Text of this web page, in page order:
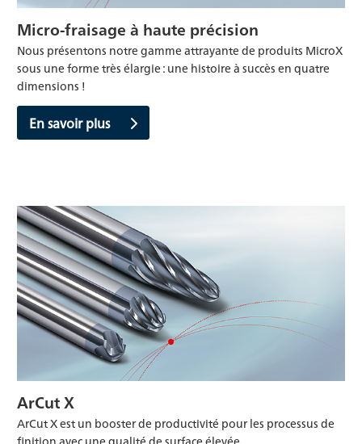
Micro-fraisage à haute précision
Nous présentons notre gamme attrayante de produits MicroX
sous une forme très élargie : une histoire à succès en quatre
dimensions !
En savoir plus
ArCut X
ArCut X est un booster de productivité pour les processus de
finition avec une qualité de surface élevée